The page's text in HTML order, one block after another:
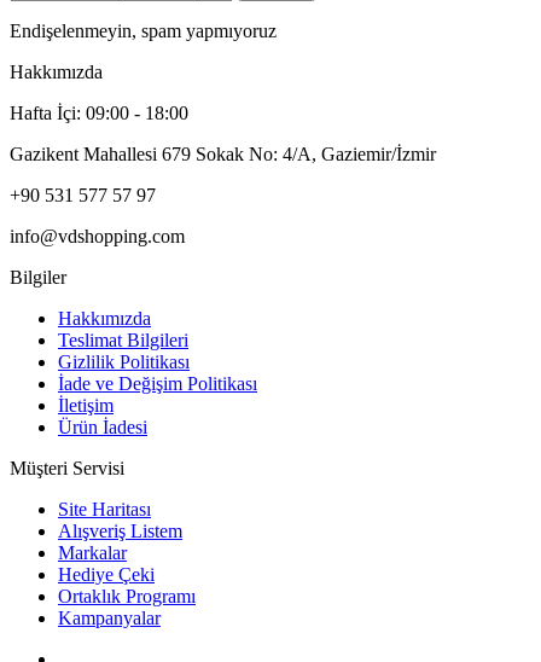
Endişelenmeyin, spam yapmıyoruz
Hakkımızda
Hafta İçi: 09:00 - 18:00
Gazikent Mahallesi 679 Sokak No: 4/A, Gaziemir/İzmir
+90 531 577 57 97
info@vdshopping.com
Bilgiler
Hakkımızda
Teslimat Bilgileri
Gizlilik Politikası
İade ve Değişim Politikası
İletişim
Ürün İadesi
Müşteri Servisi
Site Haritası
Alışveriş Listem
Markalar
Hediye Çeki
Ortaklık Programı
Kampanyalar